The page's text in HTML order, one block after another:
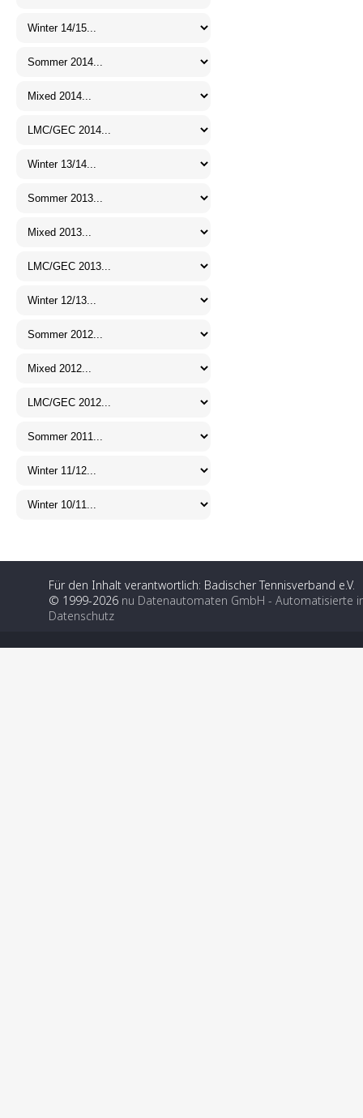
Für den Inhalt verantwortlich: Badischer Tennisverband e.V.
© 1999-2026 nu Datenautomaten GmbH - Automatisierte
Datenschutz